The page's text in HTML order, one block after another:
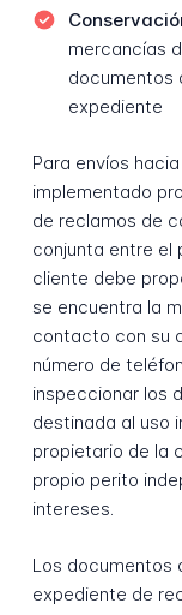
mercancías
documentos
expediente
Para envíos
implementado
de reclamos de
conjunta entre el
cliente debe
se encuentra la
contacto con su
número de
inspeccionar los
destinada al uso
propietario de la
propio perito
intereses.
Los documentos
expediente de